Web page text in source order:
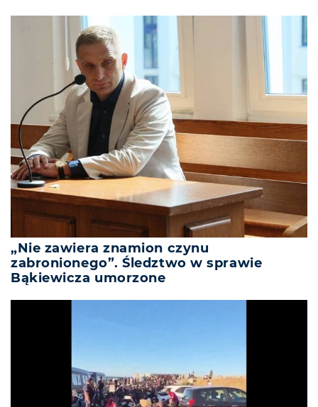
„Nie zawiera znamion czynu
zabronionego”. Śledztwo w sprawie
Bąkiewicza umorzone